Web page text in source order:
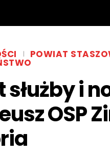
POWIAT
służby i
OSP